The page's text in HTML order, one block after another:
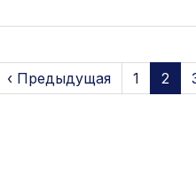
‹ Предыдущая 1 2